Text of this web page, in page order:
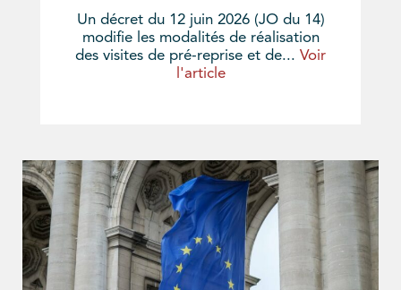
Un décret du 12 juin 2026 (JO du 14)
modifie les modalités de réalisation
des visites de pré-reprise et de... Voir
l'article